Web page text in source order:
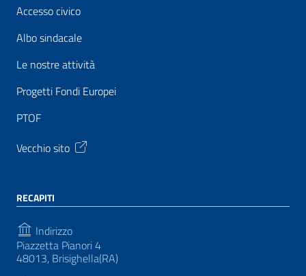
Accesso civico
Albo sindacale
Le nostre attività
Progetti Fondi Europei
PTOF
Vecchio sito
RECAPITI
Indirizzo
Piazzetta Pianori 4
48013, Brisighella(RA)